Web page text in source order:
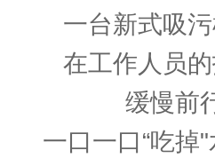
一台新式吸
在工作人员
缓慢前
一口一口“吃掉